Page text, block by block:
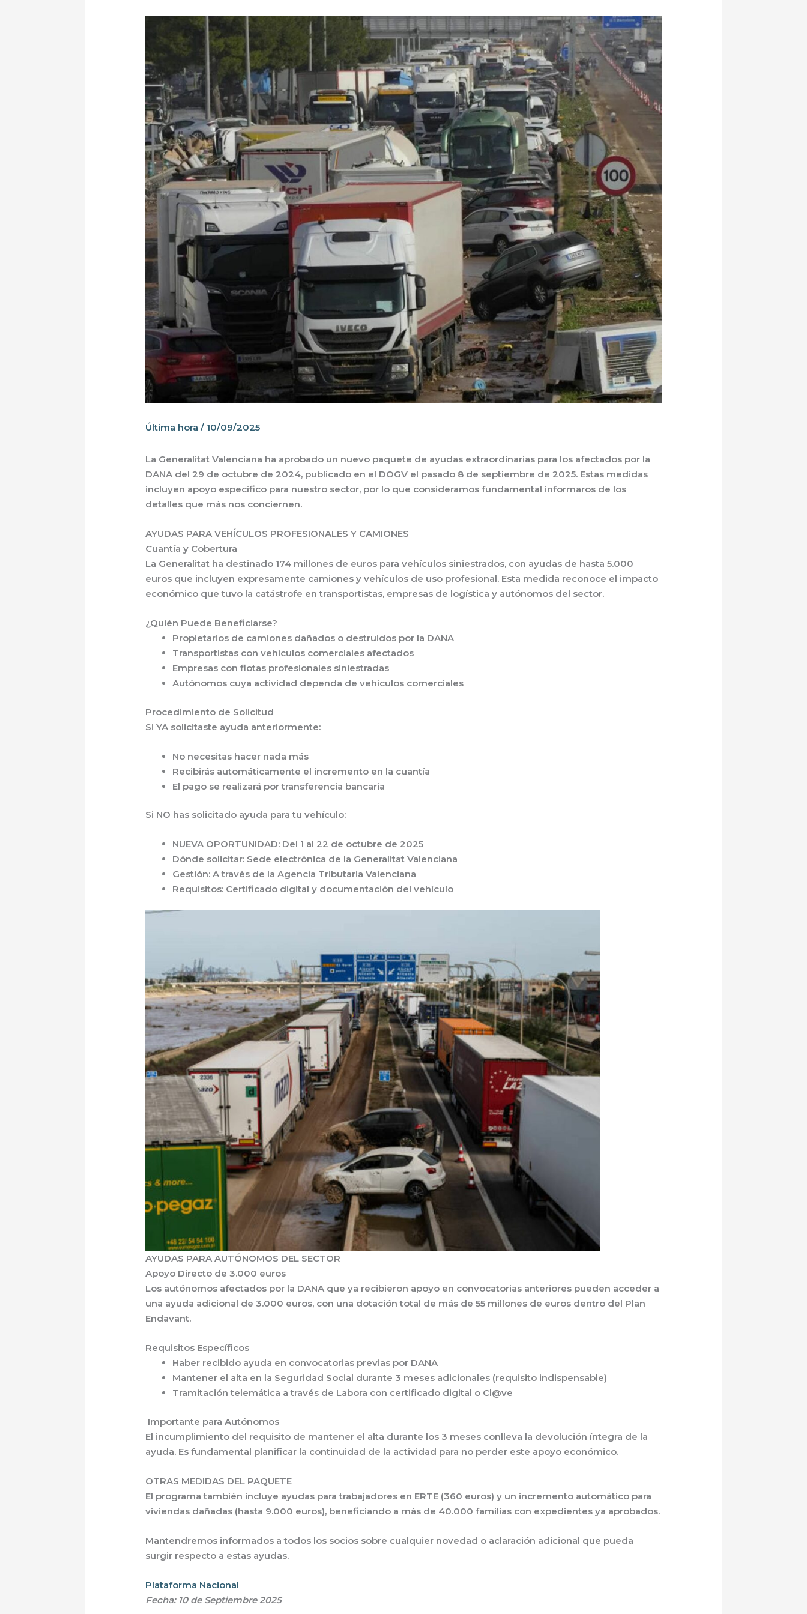
Última hora / 10/09/2025
La Generalitat Valenciana ha aprobado un nuevo paquete de ayudas extraordinarias para los afectados por la
DANA del 29 de octubre de 2024, publicado en el DOGV el pasado 8 de septiembre de 2025. Estas medidas
incluyen apoyo específico para nuestro sector, por lo que consideramos fundamental informaros de los
detalles que más nos conciernen.
AYUDAS PARA VEHÍCULOS PROFESIONALES Y CAMIONES
Cuantía y Cobertura
La Generalitat ha destinado 174 millones de euros para vehículos siniestrados, con ayudas de hasta 5.000
euros que incluyen expresamente camiones y vehículos de uso profesional. Esta medida reconoce el impacto
económico que tuvo la catástrofe en transportistas, empresas de logística y autónomos del sector.
¿Quién Puede Beneficiarse?
Propietarios de camiones dañados o destruidos por la DANA
Transportistas convehículos comerciales afectados
Empresas conflotas profesionales siniestradas
Autónomos cuya actividad dependa de vehículos comerciales
Procedimiento de Solicitud
Si YA solicitaste ayuda anteriormente:
No necesitas hacer nada más
Recibirás automáticamente el incremento en la cuantía
El pago se realizará por transferencia bancaria
Si NO has solicitado ayuda para tu vehículo:
NUEVA OPORTUNIDAD: Del 1 al 22 de octubre de 2025
Dónde solicitar: Sede electrónica de la Generalitat Valenciana
Gestión: A través de la Agencia Tributaria Valenciana
Requisitos: Certificado digital y documentación del vehículo
AYUDAS PARA AUTÓNOMOS DEL SECTOR
Apoyo Directo de 3.000 euros
Los autónomos afectados por la DANA que ya recibieron apoyo en convocatorias anteriores pueden acceder a
una ayuda adicional de 3.000 euros, con una dotación total de más de55 millones de euros dentro del Plan
Endavant.
Requisitos Específicos
Haber recibido ayuda en convocatorias previas por DANA
Mantener el alta en la Seguridad Social durante 3 meses adicionales (requisito indispensable)
Tramitación telemática a través de Labora con certificado digital o Cl@ve
Importante para Autónomos
El incumplimiento del requisito de mantener el alta durante los 3 meses conlleva la devolución íntegra de la
ayuda. Es fundamental planificar la continuidad de la actividad para no perder este apoyo económico.
OTRAS MEDIDAS DEL PAQUETE
El programa también incluye ayudas para trabajadores en ERTE (360 euros) y un incremento automático para
viviendas dañadas (hasta 9.000 euros), beneficiando a más de 40.000 familias con expedientes ya aprobados.
Mantendremos informados a todos los socios sobre cualquier novedad o aclaración adicional que pueda
surgir respecto a estas ayudas.
Plataforma Nacional
Fecha: 10 de Septiembre 2025